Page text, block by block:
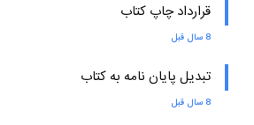
قرارداد چاپ کتاب
8 سال قبل
تبدیل پایان نامه به کتاب
8 سال قبل